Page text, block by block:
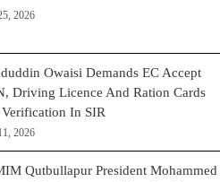
2026
Owaisi Demands EC Accept
Driving Licence And Ration Cards
In SIR
2026
Qutbullapur President Mohammed